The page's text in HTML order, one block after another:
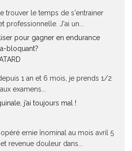
trouver le temps de s'entrainer
professionnelle. J'ai un...
pour gagner en endurance
bloquant?
1 an et 6 mois, je prends 1/2
examens...
j’ai toujours mal !
ernie înominal au mois avril 5
revenue douleur dans...